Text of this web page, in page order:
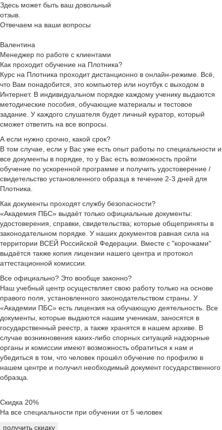
Здесь может быть ваш довольный
отзыв.
Отвечаем на ваши вопросы
Валентина
Менеджер по работе с клиентами
Как проходит обучение на Плотника?
Курс на Плотника проходит дистанционно в онлайн-режиме. Всё,
что Вам понадобится, это компьютер или ноутбук с выходом в
Интернет. В индивидуальном порядке каждому ученику выдаются
методические пособия, обучающие материалы и тестовое
задание. У каждого слушателя будет личный куратор, который
сможет ответить на все вопросы.
А если нужно срочно, какой срок?
В том случае, если у Вас уже есть опыт работы по специальности и
все документы в порядке, то у Вас есть возможность пройти
обучение по ускоренной программе и получить удостоверение /
свидетельство установленного образца в течение 2-3 дней для
Плотника.
Как документы проходят службу безопасности?
«Академия ПБС» выдаёт только официальные документы:
удостоверения, справки, свидетельства; которые общеприняты в
законодательном порядке. У наших документов равная сила на
территории ВСЕЙ Российской Федерации. Вместе с "корочками"
выдаётся также копия лицензии нашего центра и протокол
аттестационной комиссии.
Все официально? Это вообще законно?
Наш учебный центр осуществляет свою работу только на основе
правого поля, установленного законодательством страны. У
«Академии ПБС» есть лицензия на обучающую деятельность. Все
документы, которые выдаются нашим ученикам, заносятся в
государственный реестр, а также хранятся в нашем архиве. В
случае возникновения каких-либо спорных ситуаций надзорные
органы и комиссии имеют возможность обратиться к нам и
убедиться в том, что человек прошёл обучение по профилю в
нашем центре и получил необходимый документ государственного
образца.
Скидка 20%
На все специальности при обучении от 5 человек
получить скидку